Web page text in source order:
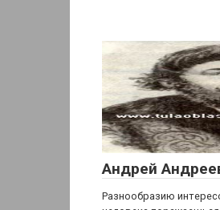
Андрей
Разнообразию